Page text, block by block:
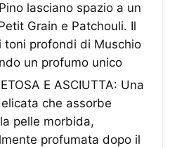
lasciano spazio a un
Grain e Patchouli. Il
profondi di Muschio
un profumo unico
E ASCIUTTA: Una
che assorbe
pelle morbida,
profumata dopo il